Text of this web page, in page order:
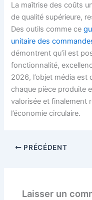
La maîtrise des coûts
de qualité supérieure,
Des outils comme ce
unitaire des
démontrent qu’il est
fonctionnalité,
2026, l’objet média
chaque pièce produite
valorisée et finalement
l’économie circulaire.
PRÉCÉDENT
Laisser un